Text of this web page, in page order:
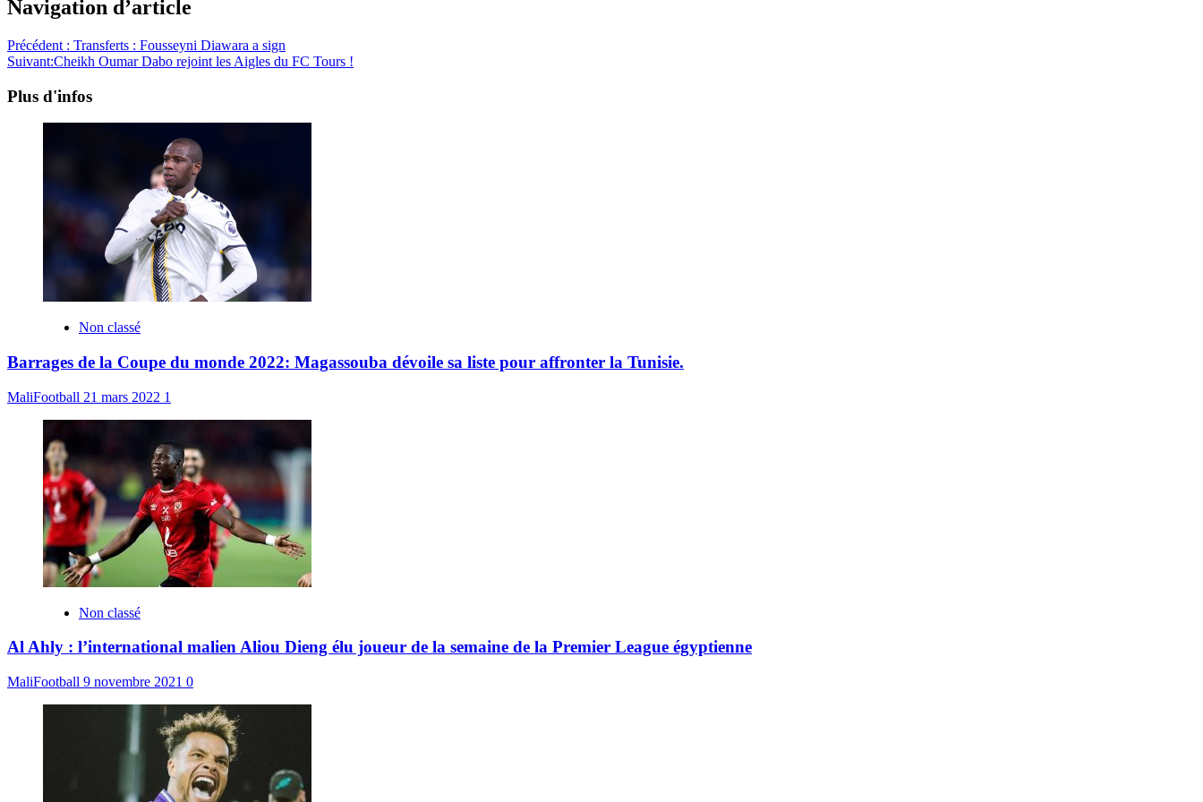
Navigation d’article
Précédent : Transferts : Fousseyni Diawara a sign
Suivant:Cheikh Oumar Dabo rejoint les Aigles du FC Tours !
Plus d'infos
Non classé
Barrages de la Coupe du monde 2022: Magassouba dévoile sa liste pour affronter la Tunisie.
MaliFootball 21 mars 2022 1
Non classé
Al Ahly : l’international malien Aliou Dieng élu joueur de la semaine de la Premier League égyptienne
MaliFootball 9 novembre 2021 0